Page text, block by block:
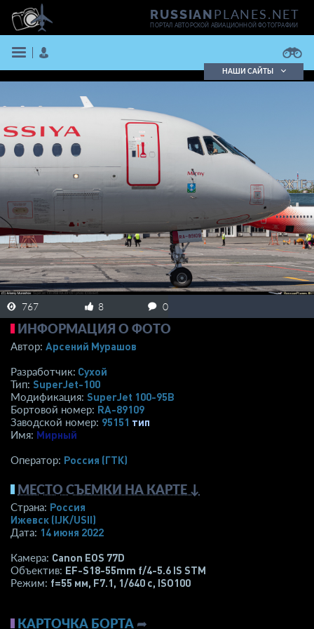
RUSSIANPLANES.NET
ПОРТАЛ АВТОРСКОЙ АВИАЦИОННОЙ ФОТОГРАФИИ
ВОЙТИ
ЗАРЕГИСТРИРОВАТЬСЯ
Поиск в реестре
Кратко
Подробно
НАШИ САЙТЫ
767 8 0
ИНФОРМАЦИЯ О ФОТО
Автор: Арсений Мурашов
Разработчик: Сухой
Тип: SuperJet-100
Модификация: SuperJet 100-95B
Бортовой номер: RA-89109
Заводской номер: 95151 тип
Имя: Мирный
Оператор: Россия (ГТК)
МЕСТО СЪЕМКИ НА КАРТЕ ↓
Страна: Россия
Ижевск (IJK/USII)
Дата: 14 июня 2022
Камера: Canon EOS 77D
Объектив: EF-S18-55mm f/4-5.6 IS STM
Режим: f=55 мм, F7.1, 1/640 с, ISO100
КАРТОЧКА БОРТА ➦